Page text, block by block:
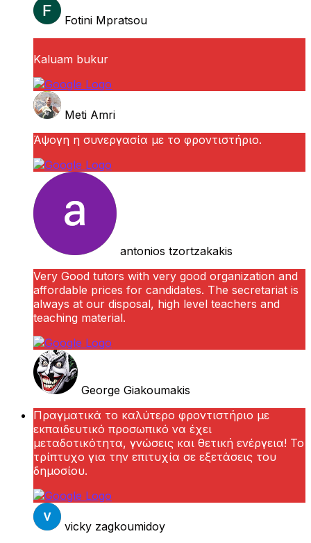
Fotini Mpratsou
Kaluam bukur
Meti Amri
Άψογη η συνεργασία με το φροντιστήριο.
antonios tzortzakakis
Very Good tutors with very good organization and
affordable prices for candidates. The secretariat is
always at our disposal, high level teachers and
teaching material.
George Giakoumakis
Πραγματικά το καλύτερο φροντιστήριο με
εκπαιδευτικό προσωπικό να έχει
μεταδοτικότητα, γνώσεις και θετική ενέργεια! Το
τρίπτυχο για την επιτυχία σε εξετάσεις του
δημοσίου.
vicky zagkoumidoy